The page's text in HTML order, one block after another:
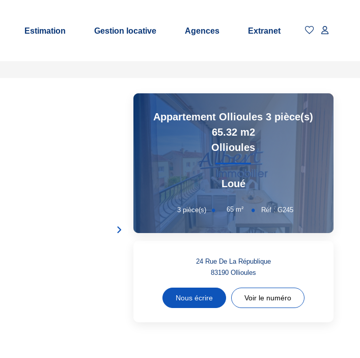
Estimation Gestion locative Agences Extranet
Appartement Ollioules 3 pièce(s)
65.32 m2
Ollioules
Loué
3pièce(s) 65m² Réf :G245
24 Rue De La République
83190 Ollioules
Nous écrire Voir le numéro